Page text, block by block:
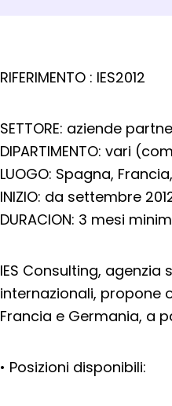
Dettagli
RIFERIMENTO : IES2012
SETTORE: aziende
DIPARTIMENTO: vari
LUOGO: Spagna,
INIZIO: da settembre
DURACION: 3 mesi
IES Consulting,
internazionali, propone
Francia e Germania, a
• Posizioni disponibili: